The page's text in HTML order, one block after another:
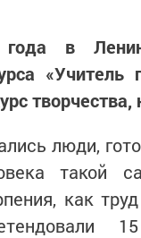
в
люди,
такой
как
15